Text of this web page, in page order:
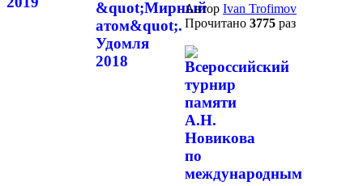
Автор Ivan Trofimov
Прочитано 3775 раз